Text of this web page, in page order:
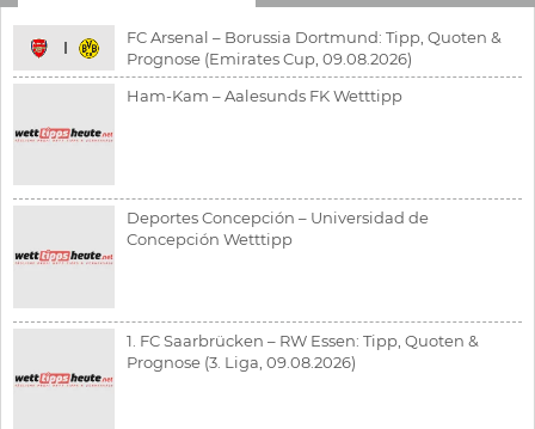
FC Arsenal – Borussia Dortmund: Tipp, Quoten &
Prognose (Emirates Cup, 09.08.2026)
Ham-Kam – Aalesunds FK Wetttipp
Deportes Concepción – Universidad de
Concepción Wetttipp
1. FC Saarbrücken – RW Essen: Tipp, Quoten &
Prognose (3. Liga, 09.08.2026)